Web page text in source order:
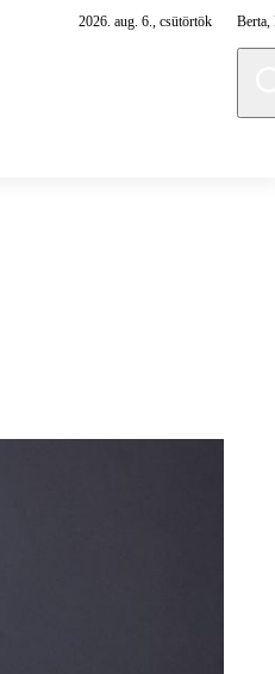
2026. aug. 6., csütörtök Berta,